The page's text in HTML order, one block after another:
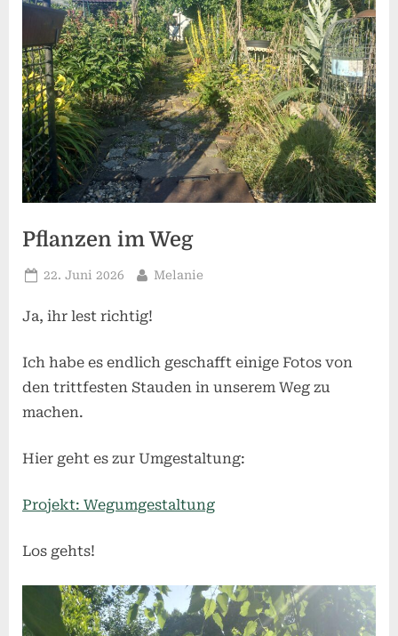
Pflanzen im Weg
Posted
22. Juni 2026 By
Melanie
Ja, ihr lest richtig!
Ich habe es endlich geschafft einige Fotos von
den trittfesten Stauden in unserem Weg zu
machen.
Hier geht es zur Umgestaltung:
Projekt: Wegumgestaltung
Los gehts!